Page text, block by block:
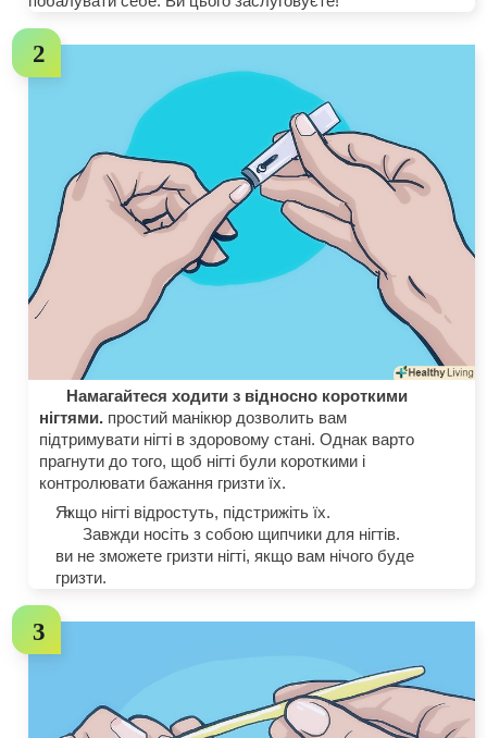
Намагайтеся ходити з відносно короткими
нігтями. простий манікюр дозволить вам
підтримувати нігті в здоровому стані. Однак варто
прагнути до того, щоб нігті були короткими і
контролювати бажання гризти їх.
Якщо нігті відростуть, підстрижіть їх.
Завжди носіть з собою щипчики для нігтів.
ви не зможете гризти нігті, якщо вам нічого буде
гризти.